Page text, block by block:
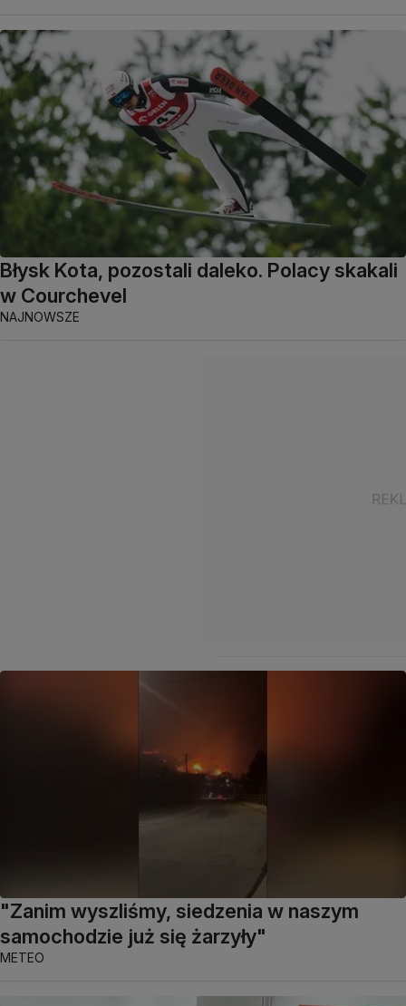
Błysk Kota, pozostali daleko. Polacy skakali
w Courchevel
NAJNOWSZE
"Zanim wyszliśmy, siedzenia w naszym
samochodzie już się żarzyły"
METEO